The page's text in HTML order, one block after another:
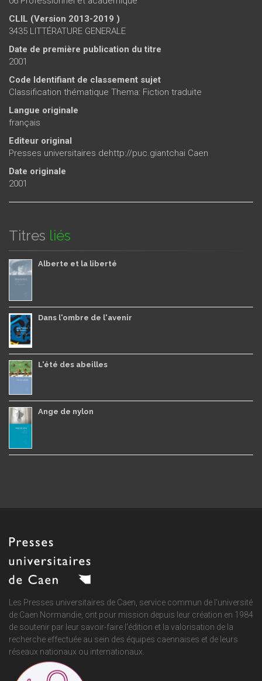
CLIL (Version 2013-2019 )
3435 LITTÉRATURE GENERALE
Date de première publication du titre
2001
Code Identifiant de classement sujet
Classification thématique Thema: Fiction traduite
Langue originale
français
Editeur original
Presses universitaires dehttp://puc.giantchai Caen
Date originale
2001
Titres liés
Alberte et la liberté
Dans l'ombre de l'avenir
L'été des abeilles
Ange de nylon
Les Presses universitaires de Caen, service commun de l'université
de Caen Normandie , ont pour mission depuis leur création en 1984
de soutenir par leur savoir-faire l'édition et la valorisation de la
recherche effectuée au sein des équipes caennaises et de leurs
réseaux nationaux ou internationaux.